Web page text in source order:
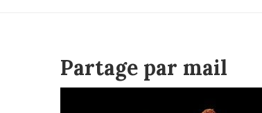
Partage par mail